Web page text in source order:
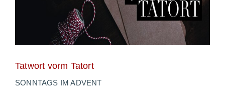
Tatwort vorm Tatort
SONNTAGS IM ADVENT